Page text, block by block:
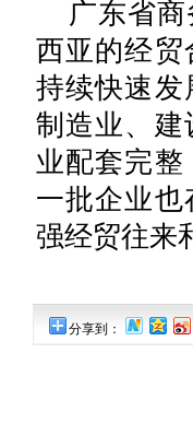
广东省
西亚的经贸
持续快速发
制造业、建
业配套完
一批企业
强经贸往来
分享到：